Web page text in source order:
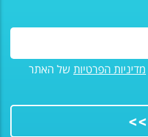
מדיניות הפרטיות של האתר